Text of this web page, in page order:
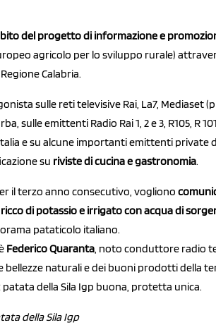
del progetto di informazione e
agricolo per lo sviluppo rurale)
Calabria.
sulle reti televisive Rai, La7, Mediaset
sulle emittenti Radio Rai 1, 2 e 3, R105, R
Italia e su alcune importanti emittenti private
su riviste di cucina e gastronomia.
il terzo anno consecutivo, vogliono
di potassio e irrigato con acqua di
pataticolo italiano.
Federico Quaranta, noto conduttore radio
bellezze naturali e dei buoni prodotti della
della Sila Igp buona, protetta unica.
della Sila Igp